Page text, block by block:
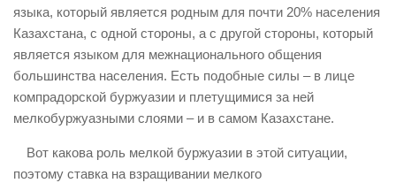
языка, который является родным для почти 20% населения
Казахстана, с одной стороны, а с другой стороны, который
является языком для межнационального общения
большинства населения. Есть подобные силы – в лице
компрадорской буржуазии и плетущимися за ней
мелкобуржуазными слоями – и в самом Казахстане.
Вот какова роль мелкой буржуазии в этой ситуации,
поэтому ставка на взращивании мелкого